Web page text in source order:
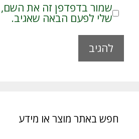
שמור בדפדפן זה את השם,
שלי לפעם הבאה שאגיב.
nחפש באתר מוצר או מידע